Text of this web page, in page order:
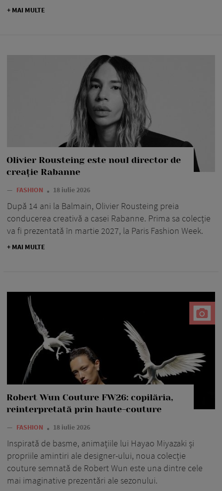
+ MAI MULTE
Olivier Rousteing este noul director de
creație Rabanne
— FASHION 18 iulie 2026
După 14 ani la Balmain, Olivier Rousteing preia
conducerea creativă a casei Rabanne. Prima sa colecție
va fi prezentată în martie 2027, la Paris Fashion Week.
+ MAI MULTE
Robert Wun Couture FW26: copilăria,
reinterpretată prin haute-couture
— FASHION 18 iulie 2026
Inspirată de basme, animațiile lui Hayao Miyazaki și
propriile amintiri ale designer-ului, noua colecție
couture semnată de Robert Wun este una dintre cele
mai imaginative prezentări ale sezonului.